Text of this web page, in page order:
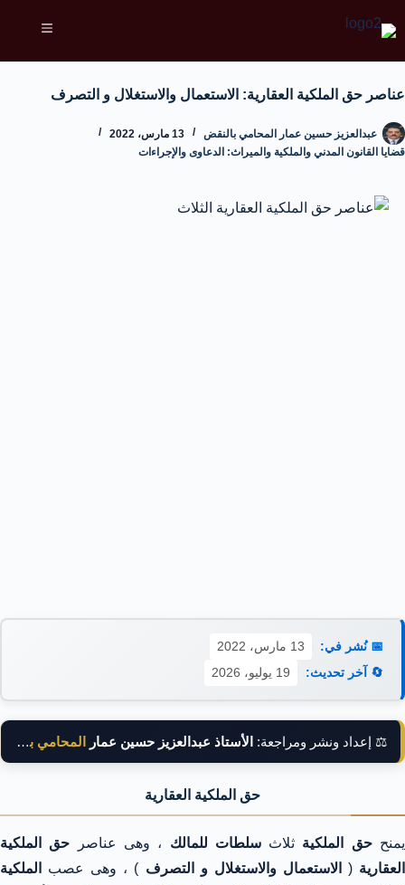
عناصر حق الملكية العقارية: الاستعمال والاستغلال و التصرف
عبدالعزيز حسين عمار المحامي بالنقض
13 مارس، 2022
قضايا القانون المدني والملكية والميراث: الدعاوى والإجراءات
📅 نُشر في:
13 مارس، 2022
🔄 آخر تحديث:
19 يوليو، 2026
⚖️ إعداد ونشر ومراجعة: الأستاذ عبدالعزيز حسين عمار المحامي بالنقض
حق الملكية العقارية
يمنححق الملكية ثلاثسلطات للمالك ، وهى عناصر حق الملكية
العقارية ( الاستعمال والاستغلال و التصرف ) ، وهى عصب
الملكية